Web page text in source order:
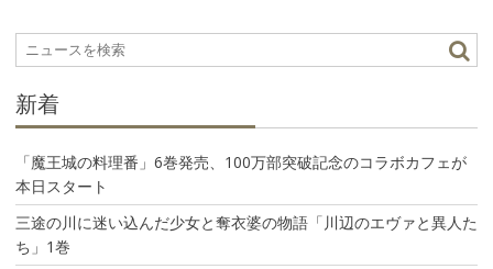
シ
ョ
新着
「魔王城の料理番」6巻発売、100万部突破記念のコラボカフェが
本日スタート
三途の川に迷い込んだ少女と奪衣婆の物語「川辺のエヴァと異人た
ち」1巻